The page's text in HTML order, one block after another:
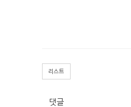
리스트
댓글